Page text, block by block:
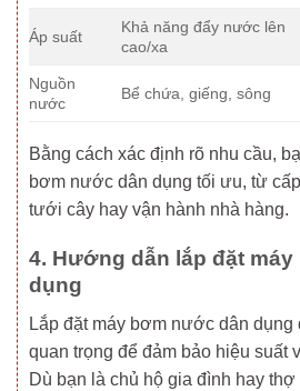
Áp suất
Khả năng đẩy nước lên
cao/xa
Nguồn
nước
Bể chứa, giếng, sông
Bằng cách xác định rõ nhu cầu,
bơm nước dân dụng tối ưu, từ
tưới cây hay vận hành nhà hàng.
4. Hướng dẫn lắp đặt
dụng
Lắp đặt máy bơm nước dân
quan trọng để đảm bảo hiệu suất
Dù bạn là chủ hộ gia đình hay